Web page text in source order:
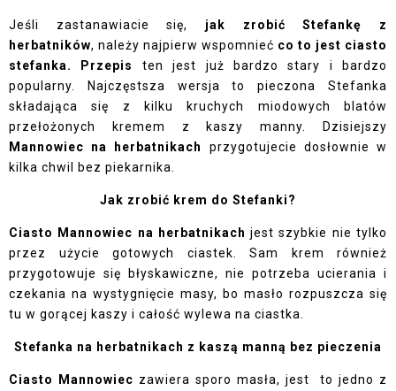
Jeśli zastanawiacie się, jak zrobić Stefankę z
herbatników, należy najpierw wspomnieć co to jest ciasto
stefanka. Przepis
ten jest już bardzo stary i bardzo
popularny. Najczęstsza wersja to pieczona Stefanka
składająca się z kilku kruchych miodowych blatów
przełożonych kremem z kaszy manny. Dzisiejszy
Mannowiec na herbatnikach
przygotujecie dosłownie w
kilka chwil bez piekarnika.
Jak zrobić krem do Stefanki?
Ciasto Mannowiec na herbatnikachjest szybkie nie tylko
przez użycie gotowych ciastek. Sam krem również
przygotowuje się błyskawiczne, nie potrzeba ucierania i
czekania na wystygnięcie masy, bo masło rozpuszcza się
tu w gorącej kaszy i całość wylewa na ciastka.
Stefanka na herbatnikach z kaszą manną bez pieczenia
Ciasto Mannowiec zawiera sporo masła, jest to jedno z